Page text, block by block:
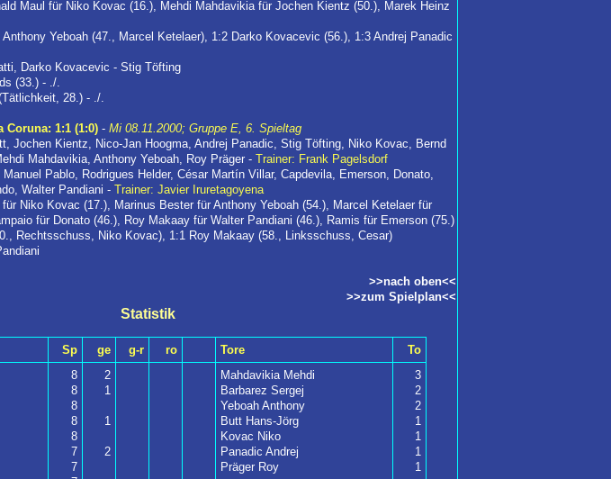
Maul für Niko Kovac (16.), Mehdi Mahdavikia für Jochen Kientz (50.), Marek Heinz
Yeboah (47., Marcel Ketelaer), 1:2 Darko Kovacevic (56.), 1:3 Andrej Panadic
Darko Kovacevic - Stig Töfting
(33.) - ./.
28.) - ./.
Coruna: 1:1 (1:0) - Mi 08.11.2000; Gruppe E, 6. Spieltag
Jochen Kientz, Nico-Jan Hoogma, Andrej Panadic, Stig Töfting, Niko Kovac, Bernd
Mahdavikia, Anthony Yeboah, Roy Präger - Trainer: Frank Pagelsdorf
Manuel Pablo, Rodrigues Helder, César Martín Villar, Capdevila, Emerson, Donato,
Walter Pandiani - Trainer: Javier Iruretagoyena
Niko Kovac (17.), Marinus Bester für Anthony Yeboah (54.), Marcel Ketelaer für
für Donato (46.), Roy Makaay für Walter Pandiani (46.), Ramis für Emerson (75.)
Rechtsschuss, Niko Kovac), 1:1 Roy Makaay (58., Linksschuss, Cesar)
>>nach oben<<
>>zum Spielplan<<
Statistik
Sp ge g-r ro Tore
To
8
8
8
8
8
7
7
2
1
1
2
Mahdavikia Mehdi
Barbarez Sergej
Yeboah Anthony
Butt Hans-Jörg
Kovac Niko
Panadic Andrej
Präger Roy
3
2
2
1
1
1
1